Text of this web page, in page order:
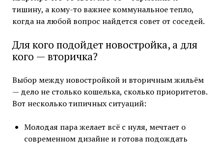
тишину, а кому-то важнее коммунальное тепло,
когда на любой вопрос найдется совет от соседей.
Для кого подойдет новостройка, а для
кого — вторичка?
Выбор между новостройкой и вторичным жильём
— дело не столько кошелька, сколько приоритетов.
Вот несколько типичных ситуаций:
Молодая пара желает всё с нуля, мечтает о
современном дизайне и готова подождать